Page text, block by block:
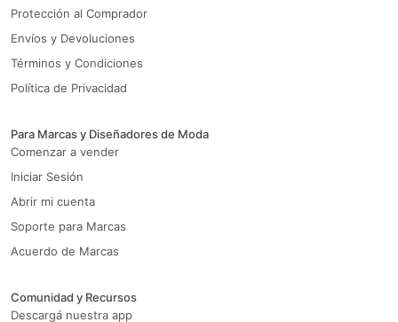
Protección al Comprador
Envíos y Devoluciones
Términos y Condiciones
Política de Privacidad
Para Marcas y Diseñadores de Moda
Comenzar a vender
Iniciar Sesión
Abrir mi cuenta
Soporte para Marcas
Acuerdo de Marcas
Comunidad y Recursos
Descargá nuestra app